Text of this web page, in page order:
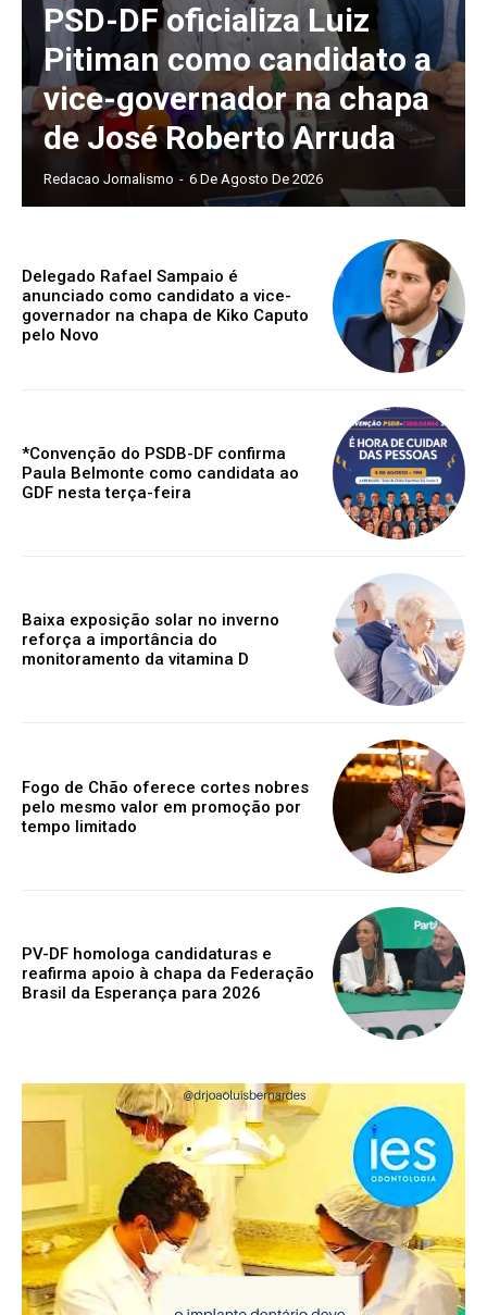
PSD-DF oficializa Luiz
Pitiman como candidato a
vice-governador na chapa
de José Roberto Arruda
Redacao Jornalismo - 6 De Agosto De 2026
Delegado Rafael Sampaio é
anunciado como candidato a vice-
governador na chapa de Kiko Caputo
pelo Novo
*Convenção do PSDB-DF confirma
Paula Belmonte como candidata ao
GDF nesta terça-feira
Baixa exposição solar no inverno
reforça a importância do
monitoramento da vitamina D
Fogo de Chão oferece cortes nobres
pelo mesmo valor em promoção por
tempo limitado
PV-DF homologa candidaturas e
reafirma apoio à chapa da Federação
Brasil da Esperança para 2026